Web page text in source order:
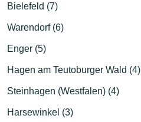
Bielefeld (7)
Warendorf (6)
Enger (5)
Hagen am Teutoburger Wald (4)
Steinhagen (Westfalen) (4)
Harsewinkel (3)